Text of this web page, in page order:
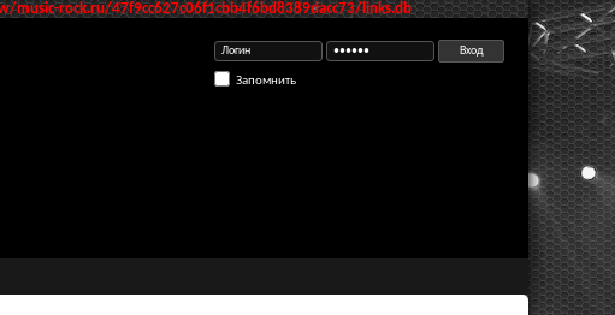
music-rock.ru/47f9cc627c06f1cbb4f6bd8389dacc73/links.db
Запомнить